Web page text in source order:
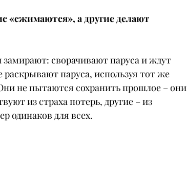
«сжимаются», а другие делают
сворачивают паруса и ждут
раскрывают паруса, используя тот же
не пытаются сохранить прошлое – они
из страха потерь, другие – из
одинаков для всех.